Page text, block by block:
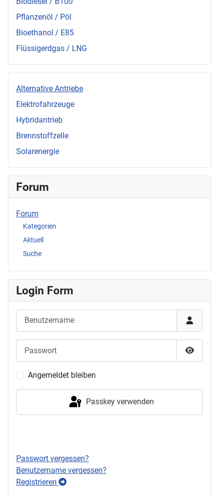
Pflanzenöl / Pöl
Bioethanol / E85
Flüssigerdgas / LNG
Alternative Antriebe
Elektrofahrzeuge
Hybridantrieb
Brennstoffzelle
Solarenergie
Forum
Forum
Kategorien
Aktuell
Suche
Login Form
Benutzername
Angemeldet bleiben
Passkey verwenden
Passwort vergessen?
Benutzername vergessen?
Registrieren